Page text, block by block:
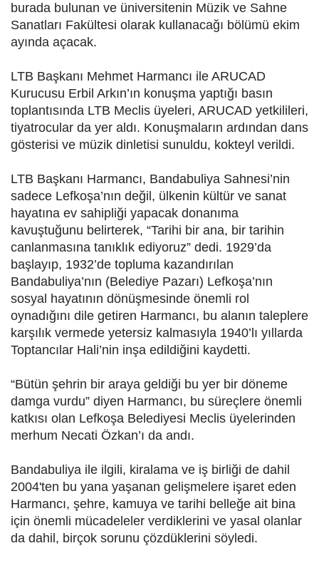
burada bulunan ve üniversitenin Müzik ve Sahne
Sanatları Fakültesi olarak kullanacağı bölümü ekim
ayında açacak.
LTB Başkanı Mehmet Harmancı ile ARUCAD
Kurucusu Erbil Arkın’ın konuşma yaptığı basın
toplantısında LTB Meclis üyeleri, ARUCAD yetkilileri,
tiyatrocular da yer aldı. Konuşmaların ardından dans
gösterisi ve müzik dinletisi sunuldu, kokteyl verildi.
LTB Başkanı Harmancı, Bandabuliya Sahnesi’nin
sadece Lefkoşa’nın değil, ülkenin kültür ve sanat
hayatına ev sahipliği yapacak donanıma
kavuştuğunu belirterek, “Tarihi bir ana, bir tarihin
canlanmasına tanıklık ediyoruz” dedi. 1929’da
başlayıp, 1932’de topluma kazandırılan
Bandabuliya’nın (Belediye Pazarı) Lefkoşa’nın
sosyal hayatının dönüşmesinde önemli rol
oynadığını dile getiren Harmancı, bu alanın taleplere
karşılık vermede yetersiz kalmasıyla 1940’lı yıllarda
Toptancılar Hali’nin inşa edildiğini kaydetti.
“Bütün şehrin bir araya geldiği bu yer bir döneme
damga vurdu” diyen Harmancı, bu süreçlere önemli
katkısı olan Lefkoşa Belediyesi Meclis üyelerinden
merhum Necati Özkan’ı da andı.
Bandabuliya ile ilgili, kiralama ve iş birliği de dahil
2004'ten bu yana yaşanan gelişmelere işaret eden
Harmancı, şehre, kamuya ve tarihi belleğe ait bina
için önemli mücadeleler verdiklerini ve yasal olanlar
da dahil, birçok sorunu çözdüklerini söyledi.